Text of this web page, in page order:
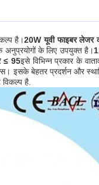
है।20W यूवी फाइबर लेजर
अनुप्रयोगों के लिए उपयुक्त है।
≤ 95इसे विभिन्न प्रकार के
इसके बेहतर प्रदर्शन और
है.